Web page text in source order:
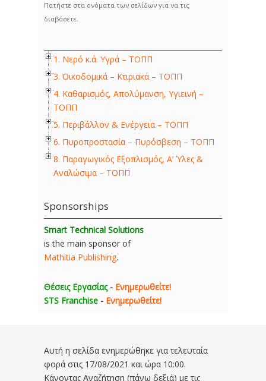
Πατήστε στα ονόματα των σελίδων για να τις
διαβάσετε.
1. Νερό κ.ά. Υγρά – ΤΟΠΠ
3. Οικοδομικά – Κτιριακά – ΤΟΠΠ
4. Καθαρισμός, Απολύμανση, Υγιεινή –
ΤΟΠΠ
5. Περιβάλλον & Ενέργεια – ΤΟΠΠ
6. Πυροπροστασία – Πυρόσβεση – ΤΟΠΠ
8. Παραγωγικός Εξοπλισμός, Α’ Ύλες &
Αναλώσιμα – ΤΟΠΠ
Sponsorships
Smart Technical Solutions
is the main sponsor of
Mathitia Publishing.
Θέσεις Εργασίας - Ενημερωθείτε!
STS Franchise - Ενημερωθείτε!
Αυτή η σελίδα ενημερώθηκε για τελευταία
φορά στις 17/08/2021 και ώρα 10:00.
Κάνοντας Αναζήτηση (πάνω δεξιά) με τις